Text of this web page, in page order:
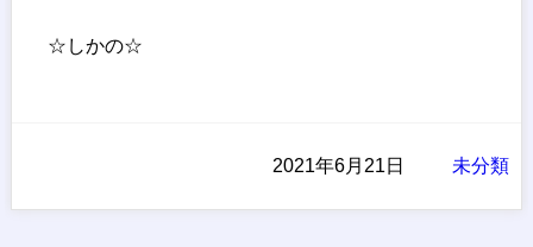
☆しかの☆
未分類
2021年6月21日